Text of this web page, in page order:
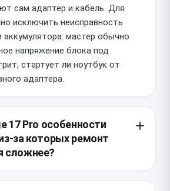
сам адаптер и кабель. Для
исключить неисправность
аккумулятора: мастер обычно
напряжение блока под
стартует ли ноутбук от
адаптера.
17 Pro особенности
за которых ремонт
сложнее?